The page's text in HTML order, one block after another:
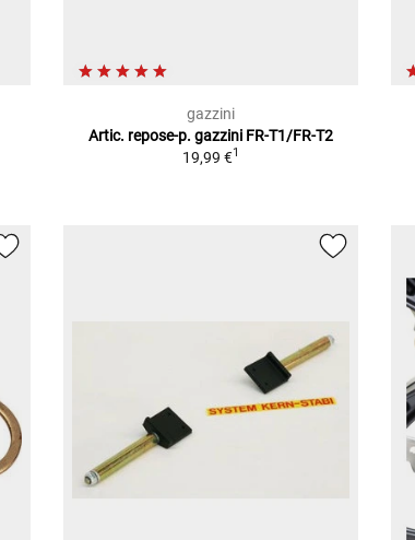
gazzini
Artic. repose-p. gazzini FR-T1/FR-T2
19,99 €1